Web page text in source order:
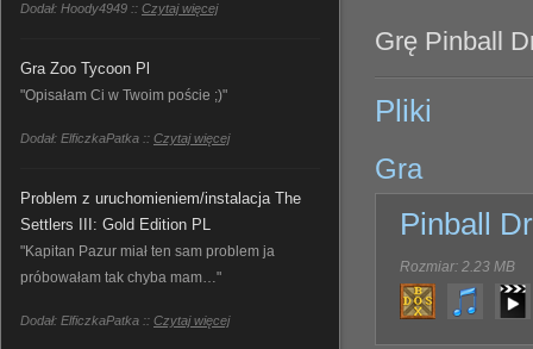
Dodał: Hoody4949 :: Czytaj więcej
Gra Zoo Tycoon Pl
"Opisałam Ci w Twoim poście ;)"
Dodał: ElficzkaPatka :: Czytaj więcej
Problem z uruchomieniem/instalacja The
Settlers III: Gold Edition PL
"Kapitan Pazur miał ten sam problem ja
próbowałam tak chyba mam…"
Dodał: ElficzkaPatka :: Czytaj więcej
Grę Pinball
Pliki
Gra
Pinball
Rozmiar: 2.23 MB